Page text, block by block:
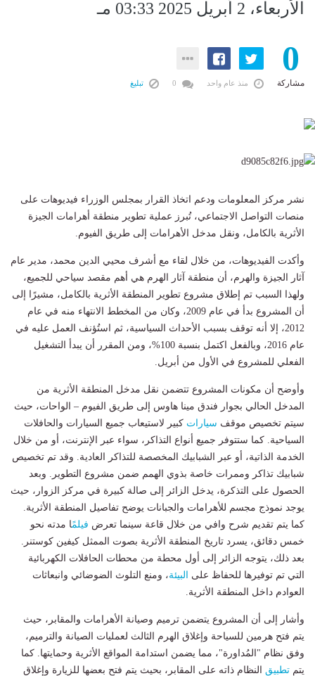
الأربعاء، 2 أبريل 2025 03:33 مـ
0
مشاركة منذ عام واحد تبليغ
نشر مركز المعلومات ودعم اتخاذ القرار بمجلس الوزراء فيديوهات على
منصات التواصل الاجتماعي، تُبرز عملية تطوير منطقة أهرامات الجيزة
الأثرية بالكامل، ونقل مدخل الأهرامات إلى طريق الفيوم.
وأكدت الفيديوهات، من خلال لقاء مع أشرف محيي الدين محمد، مدير عام
آثار الجيزة والهرم، أن منطقة آثار الهرم هي أهم مقصد سياحي للجميع،
ولهذا السبب تم إطلاق مشروع تطوير المنطقة الأثرية بالكامل، مشيرًا إلى
أن المشروع بدأ في عام 2009، وكان من المخطط الانتهاء منه في عام
2012، إلا أنه توقف بسبب الأحداث السياسية، ثم استُؤنف العمل عليه في
عام 2016، وبالفعل اكتمل بنسبة 100%، ومن المقرر أن يبدأ التشغيل
الفعلي للمشروع في الأول من أبريل.
وأوضح أن مكونات المشروع تتضمن نقل مدخل المنطقة الأثرية من
المدخل الحالي بجوار فندق مينا هاوس إلى طريق الفيوم – الواحات، حيث
سيتم تخصيص موقف سيارات كبير لاستيعاب جميع السيارات والحافلات
السياحية. كما ستتوفر جميع أنواع التذاكر، سواء عبر الإنترنت، أو من خلال
الخدمة الذاتية، أو عبر الشبابيك المخصصة للتذاكر العادية. وقد تم تخصيص
شبابيك تذاكر وممرات خاصة بذوي الهمم ضمن مشروع التطوير. وبعد
الحصول على التذكرة، يدخل الزائر إلى صالة كبيرة في مركز الزوار، حيث
يوجد نموذج مجسم للأهرامات والجبانات يوضح تفاصيل المنطقة الأثرية.
كما يتم تقديم شرح وافي من خلال قاعة سينما تعرض فيلمًا مدته نحو
خمس دقائق، يسرد تاريخ المنطقة الأثرية بصوت الممثل كيفين كوستنر.
بعد ذلك، يتوجه الزائر إلى أول محطة من محطات الحافلات الكهربائية
التي تم توفيرها للحفاظ على البيئة، ومنع التلوث الضوضائي وانبعاثات
العوادم داخل المنطقة الأثرية.
وأشار إلى أن المشروع يتضمن ترميم وصيانة الأهرامات والمقابر، حيث
يتم فتح هرمين للسياحة وإغلاق الهرم الثالث لعمليات الصيانة والترميم،
وفق نظام "المُداورة"، مما يضمن استدامة المواقع الأثرية وحمايتها. كما
يتم تطبيق النظام ذاته على المقابر، بحيث يتم فتح بعضها للزيارة وإغلاق